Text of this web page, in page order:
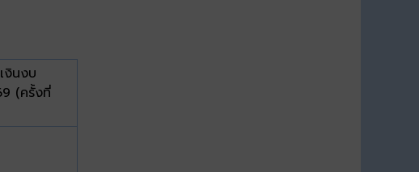
งินงบ
(ครั้งที่